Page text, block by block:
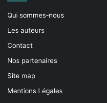
Qui sommes-nous
Les auteurs
Contact
Nos partenaires
Site map
Mentions Légales